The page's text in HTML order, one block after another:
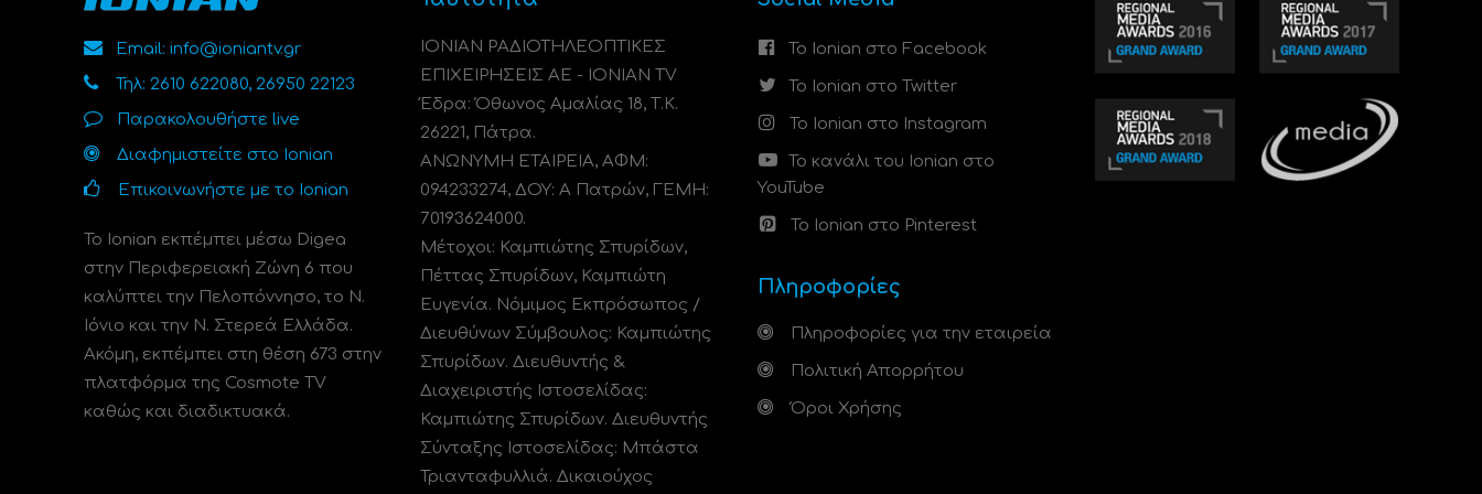
Email: info@ioniantv.gr
Τηλ: 2610 622080, 26950 22123
Παρακολουθήστε live
Διαφημιστείτε στο Ionian
Επικοινωνήστε με το Ionian
Το Ionian εκπέμπει μέσω Digea
στην Περιφερειακή Ζώνη 6 που
καλύπτει την Πελοπόννησο, το N.
Ιόνιο και την Ν. Στερεά Ελλάδα.
Ακόμη, εκπέμπει στη θέση 673 στην
πλατφόρμα της Cosmote TV
καθώς και διαδικτυακά.
ΙΟΝΙΑΝ ΡΑΔΙΟΤΗΛΕΟΠΤΙΚΕΣ
ΕΠΙΧΕΙΡΗΣΕΙΣ ΑΕ - IONIAN TV
Έδρα: Όθωνος Αμαλίας 18, Τ.Κ.
26221, Πάτρα.
ΑΝΩΝΥΜΗ ΕΤΑΙΡΕΙΑ, ΑΦΜ:
094233274, ΔΟΥ: A Πατρών, ΓΕΜΗ:
70193624000.
Μέτοχοι: Καμπιώτης Σπυρίδων,
Πέττας Σπυρίδων, Καμπιώτη
Ευγενία. Νόμιμος Εκπρόσωπος /
Διευθύνων Σύμβουλος: Καμπιώτης
Σπυρίδων. Διευθυντής &
Διαχειριστής Ιστοσελίδας:
Καμπιώτης Σπυρίδων. Διευθυντής
Σύνταξης Ιστοσελίδας: Μπάστα
Τριανταφυλλιά. Δικαιούχος
Το Ionian στο Facebook
Το Ionian στο Twitter
Το Ionian στο Instagram
Το κανάλι του Ionian στο
YouTube
Το Ionian στο Pinterest
Πληροφορίες
Πληροφορίες για την εταιρεία
Πολιτική Απορρήτου
Όροι Χρήσης